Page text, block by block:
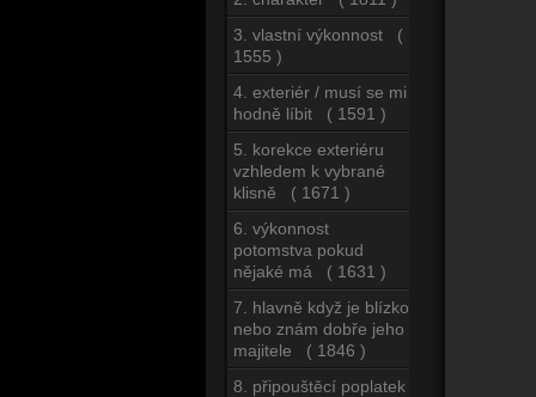
3. vlastní výkonnost (
1555 )
4. exteriér / musí se mi
hodně líbit ( 1591 )
5. korekce exteriéru
vzhledem k vybrané
klisně ( 1671 )
6. výkonnost
potomstva pokud
nějaké má ( 1631 )
7. hlavně když je blízko
nebo znám dobře jeho
majitele ( 1846 )
8. připouštěcí poplatek